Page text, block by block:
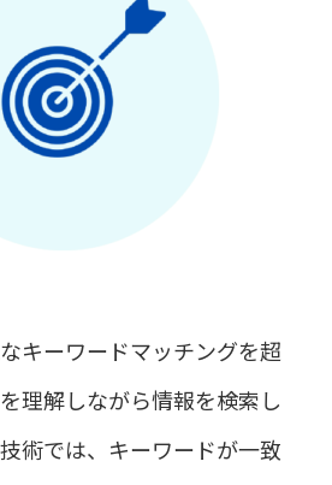
キーワードマッチングを超
理解しながら情報を検索し
術では、キーワードが一致